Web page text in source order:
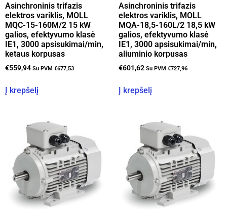
Asinchroninis trifazis
elektros variklis, MOLL
MQC-15-160M/2 15 kW
galios, efektyvumo klasė
IE1, 3000 apsisukimai/min,
ketaus korpusas
€559,94 Su PVM €677,53
Į krepšelį
Asinchroninis trifazis
elektros variklis, MOLL
MQA-18,5-160L/2 18,5 kW
galios, efektyvumo klasė
IE1, 3000 apsisukimai/min,
aliuminio korpusas
€601,62 Su PVM €727,96
Į krepšelį